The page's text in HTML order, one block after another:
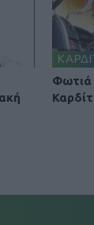
Φωτιά